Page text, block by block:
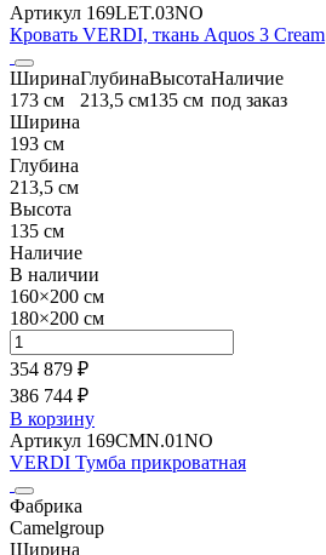
Артикул 169LET.03NO
Кровать VERDI, ткань Aquos 3 Cream
Ширина
173 см
Глубина
213,5 см
Высота
135 см
Наличие
под заказ
Ширина
193 см
Глубина
213,5 см
Высота
135 см
Наличие
В наличии
160×200 см
180×200 см
354 879 ₽
386 744 ₽
В корзину
Артикул 169CMN.01NO
VERDI Тумба прикроватная
Фабрика
Camelgroup
Ширина